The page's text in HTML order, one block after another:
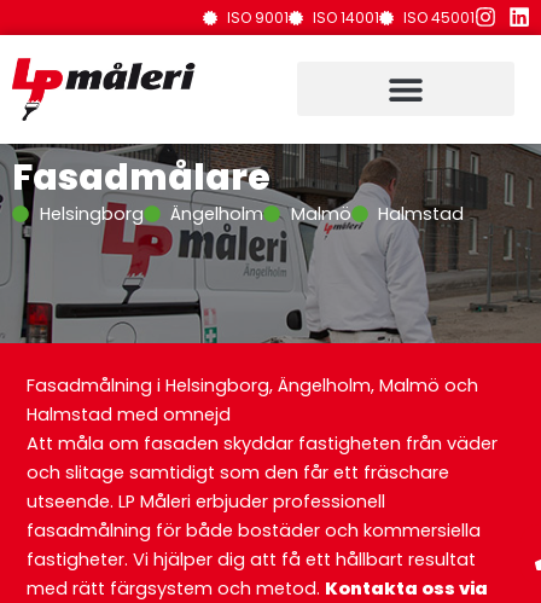
till
innehåll
ISO 9001 ISO 14001 ISO 45001
Fasadmålare
Helsingborg Ängelholm Malmö Halmstad
Fasadmålning i Helsingborg, Ängelholm, Malmö och
Halmstad med omnejd
Att måla om fasaden skyddar fastigheten från väder
och slitage samtidigt som den får ett fräschare
utseende. LP Måleri erbjuder professionell
fasadmålning för både bostäder och kommersiella
fastigheter. Vi hjälper dig att få ett hållbart resultat
med rätt färgsystem och metod. Kontakta oss via